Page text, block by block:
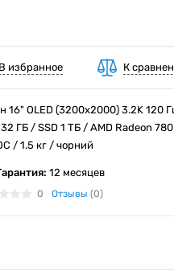
В избранное К
16" OLED (3200x2000) 3.2K 120
32 ГБ / SSD 1 ТБ / AMD Radeon
/ 1.5 кг / чорний
12 месяцев
0 Отзывы (0)